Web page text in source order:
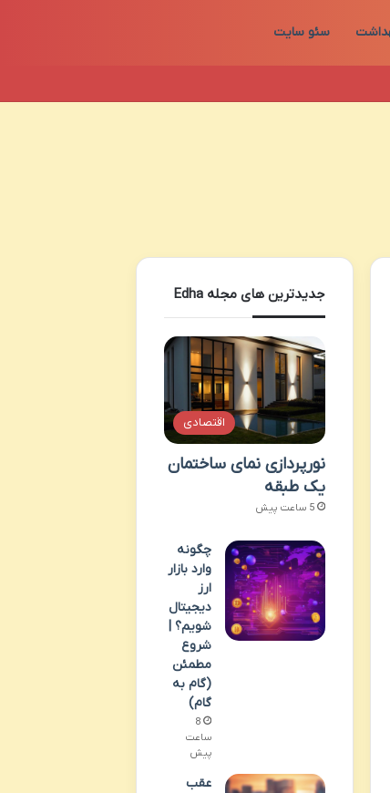
سئو سایت
جدیدترین های مجله Edha
اقتصادی
نورپردازی نمای ساختمان
یک طبقه
5 ساعت پیش
چگونه
وارد بازار
ارز
دیجیتال
شویم؟ |
شروع
مطمئن
(گام به
گام)
8
ساعت
پیش
عقب